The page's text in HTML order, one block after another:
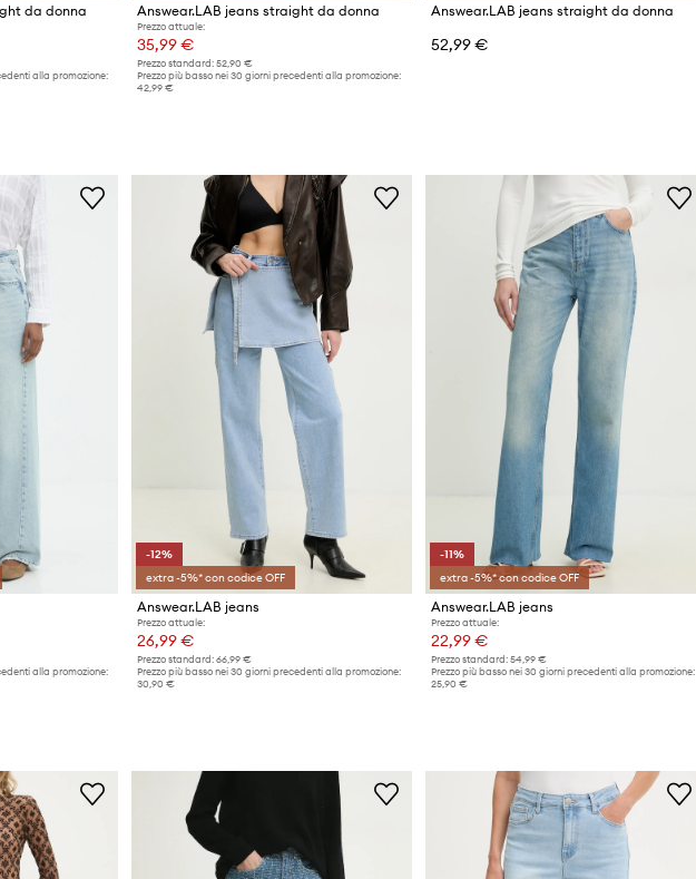
da donna
alla promozione:
Answear.LAB jeans straight da donna
Prezzo attuale:
35,99 €
Prezzo standard: 52,90 €
Prezzo più basso nei 30 giorni precedenti alla promozione:
42,99 €
Answear.LAB jeans straight da donna
52,99 €
alla promozione:
-12%
extra -5%* con codice OFF
Answear.LAB jeans
Prezzo attuale:
26,99 €
Prezzo standard: 66,99 €
Prezzo più basso nei 30 giorni precedenti alla promozione:
30,90 €
-11%
extra -5%* con codice OFF
Answear.LAB jeans
Prezzo attuale:
22,99 €
Prezzo standard: 54,99 €
Prezzo più basso nei 30 giorni precedenti alla promozione:
25,90 €